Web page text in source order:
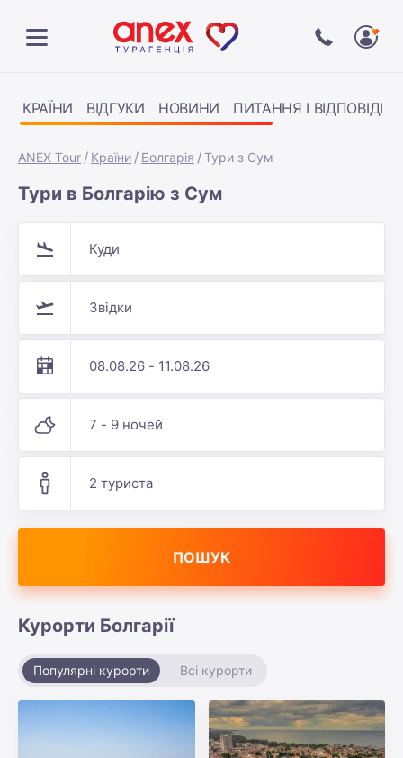
КРАЇНИ ВІДГУКИ НОВИНИ ПИТАННЯ І ВІДПОВІДІ
ANEX Tour Країни Болгарія Тури з Сум
Тури в Болгарію з Сум
Куди
Звідки
08.08.26 - 11.08.26
7 - 9 ночей
2 туриста
ПОШУК
Курорти Болгарії
Популярні курорти Всі курорти